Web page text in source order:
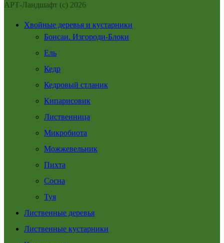
АРТ-Ландшафт (с) 2026
Хвойные деревья и кустарники
Бонсаи. Изгороди-Блоки
Ель
Кедр
Кедровый стланик
Кипарисовик
Лиственница
Микробиота
Можжевельник
Пихта
Сосна
Туя
Лиственные деревья
Лиственные кустарники